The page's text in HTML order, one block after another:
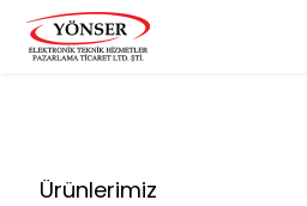
Ürünlerimiz